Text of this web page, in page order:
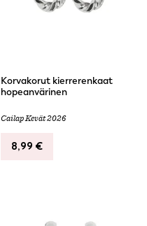
Korvakorut kierrerenkaat
hopeanvärinen
Cailap Kevät 2026
8,99 €